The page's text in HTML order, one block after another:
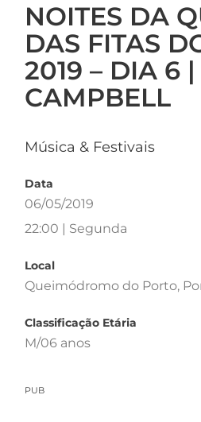
NOITES DA
DAS FITAS
2019 – DIA 6
CAMPBELL
Música & Festivais
Data
06/05/2019
22:00 | Segunda
Local
Queimódromo do Porto,
Classificação Etária
M/06 anos
PUB